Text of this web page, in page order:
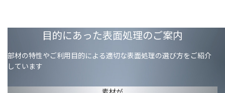
目的にあった表面処理のご案内
部材の特性やご利用目的による適切な表面処理の選び方をご紹介
しています